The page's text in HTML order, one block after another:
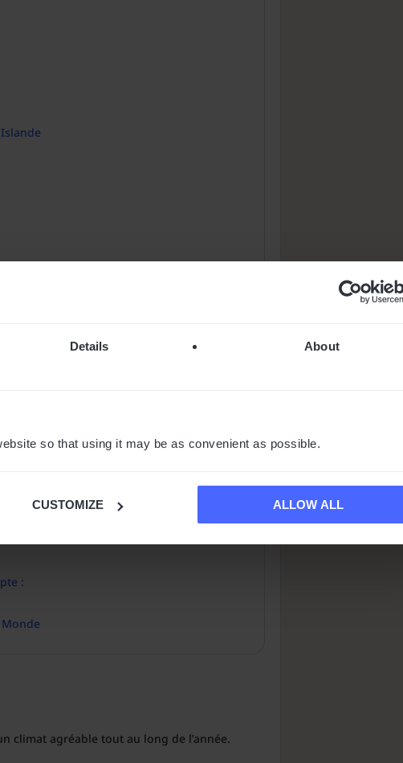
Details About
so that using it may be as convenient as possible.
CUSTOMIZE ALLOW ALL
:
:
climat agréable tout au long de l’année.